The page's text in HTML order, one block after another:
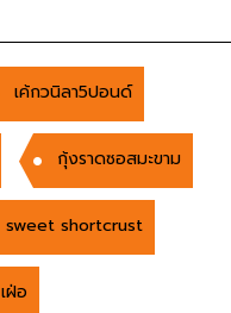
เค้กวนิลา5ปอนด์
กุ้งราดซอสมะขาม
sweet shortcrust
เฝ่อ